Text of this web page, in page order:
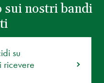
sui nostri bandi
su
ricevere